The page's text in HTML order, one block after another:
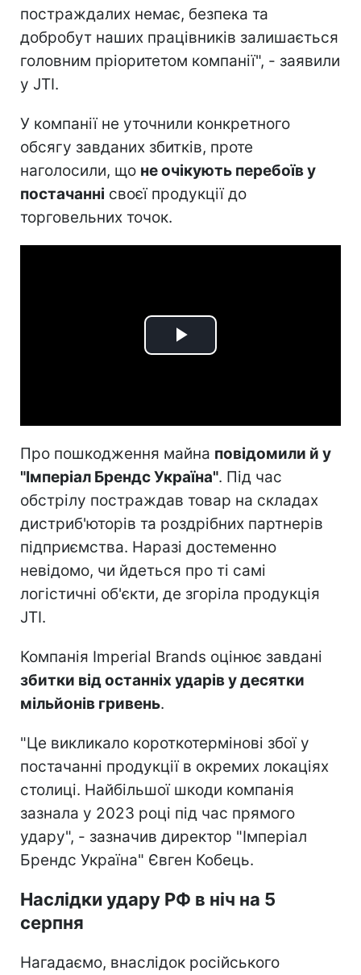
постраждалих немає, безпека та
добробут наших працівників залишається
головним пріоритетом компанії", - заявили
у JTI.
У компанії не уточнили конкретного
обсягу завданих збитків, проте
наголосили, що не очікують перебоїв у
постачанні своєї продукції до
торговельних точок.
Play
Про пошкодження майна повідомили й у
"Імперіал Брендс Україна". Під час
обстрілу постраждав товар на складах
дистриб'юторів та роздрібних партнерів
підприємства. Наразі достеменно
невідомо, чи йдеться про ті самі
логістичні об'єкти, де згоріла продукція
JTI.
Компанія Imperial Brands оцінює завдані
збитки від останніх ударів у десятки
мільйонів гривень.
"Це викликало короткотермінові збої у
постачанні продукції в окремих локаціях
столиці. Найбільшої шкоди компанія
зазнала у 2023 році під час прямого
удару", - зазначив директор "Імперіал
Брендс Україна" Євген Кобець.
Наслідки удару РФ в ніч на 5
серпня
Нагадаємо, внаслідок російського